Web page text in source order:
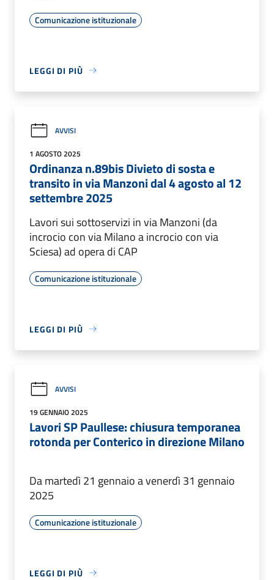
Comunicazione istituzionale
LEGGI DI PIÙ
AVVISI
1 AGOSTO 2025
Ordinanza n.89bis Divieto di sosta e
transito in via Manzoni dal 4 agosto al 12
settembre 2025
Lavori sui sottoservizi in via Manzoni (da
incrocio con via Milano a incrocio con via
Sciesa) ad opera di CAP
Comunicazione istituzionale
LEGGI DI PIÙ
AVVISI
19 GENNAIO 2025
Lavori SP Paullese: chiusura temporanea
rotonda per Conterico in direzione Milano
Da martedì 21 gennaio a venerdì 31 gennaio
2025
Comunicazione istituzionale
LEGGI DI PIÙ